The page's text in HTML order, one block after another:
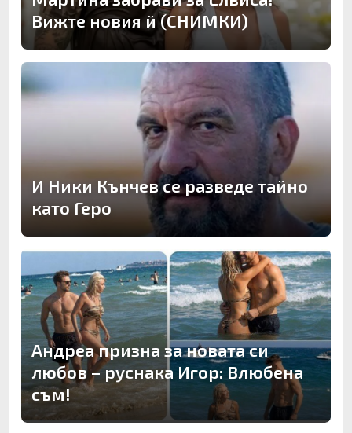
Вижте новия й (СНИМКИ)
И Ники Кънчев се разведе тайно
като Геро
Андреа призна за новата си
любов – руснака Игор: Влюбена
съм!